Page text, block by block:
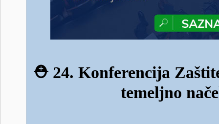
⛑️ 24. Konferencija
temeljno